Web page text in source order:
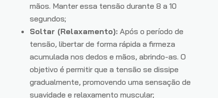
mãos. Manter essa tensão durante 8 a 10
segundos;
Soltar (Relaxamento): Após o período de
tensão, libertar de forma rápida a firmeza
acumulada nos dedos e mãos, abrindo-as. O
objetivo é permitir que a tensão se dissipe
gradualmente, promovendo uma sensação de
suavidade e relaxamento muscular;